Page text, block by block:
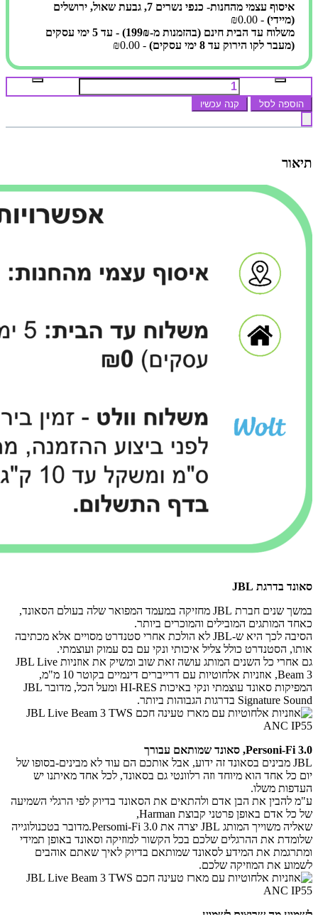
איסוף עצמי מהחנות- כנפי נשרים 7, גבעת שאול, ירושלים
(מיידי) - ₪0.00
משלוח עד הבית חינם (בהזמנות מ-199₪) - עד 5 ימי עסקים
(מעבר לקו הירוק עד 8 ימי עסקים)
- ₪0.00
הוספה לסל קנה עכשיו
תיאור
סאונד בדרגת JBL
במשך שנים חברת JBL מחזיקה במעמד המפואר שלה בעולם הסאונד,
כאחד המותגים המובילים והמוכרים ביותר.
הסיבה לכך היא ש-JBL לא הולכת אחרי סטנדרט מסויים אלא מכתיבה
אותו, הסטנדרט כולל צליל איכותי ונקי עם בס עמוק ועוצמתי.
גם אחרי כל השנים המותג עושה זאת שוב ומשיק את אוזניות JBL Live
Beam 3, אוזניות אלחוטיות עם דרייברים דינמיים בקוטר 10 מ"מ,
המפיקות סאונד עוצמתי ונקי באיכות HI-RES ומעל הכל, מדובר JBL
Signature Sound בדרגות הגבוהות ביותר.
Personi-Fi 3.0, סאונד שמותאם עבורך
JBL מבינים בסאונד זה ידוע, אבל אותכם הם עוד לא מבינים-בסופו של
יום כל אחד הוא מיוחד וזה רלוונטי גם בסאונד, לכל אחד מאיתנו יש
העדפות משלו.
ע"מ להבין את הבן אדם ולהתאים את הסאונד בדיוק לפי הרגלי השמיעה
של כל אדם באופן פרטני קבוצת Harman,
שאליה משוייך המותג JBL יצרה את Persomi-Fi 3.0.
מדובר בטכנולוגייה
שלומדת את ההרגלים שלכם בכל הקשור למוזיקה וסאונד באופן תמידי
ומתרגמת את המידע לסאונד שמותאם בדיוק לאיך שאתם אוהבים
לשמוע את המוזיקה שלכם.